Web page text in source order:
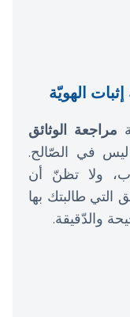
مراجعة الوثائق
في الصّالح.
ولا تظنّ أن
التي طالبتك بها
والدّقيقة.